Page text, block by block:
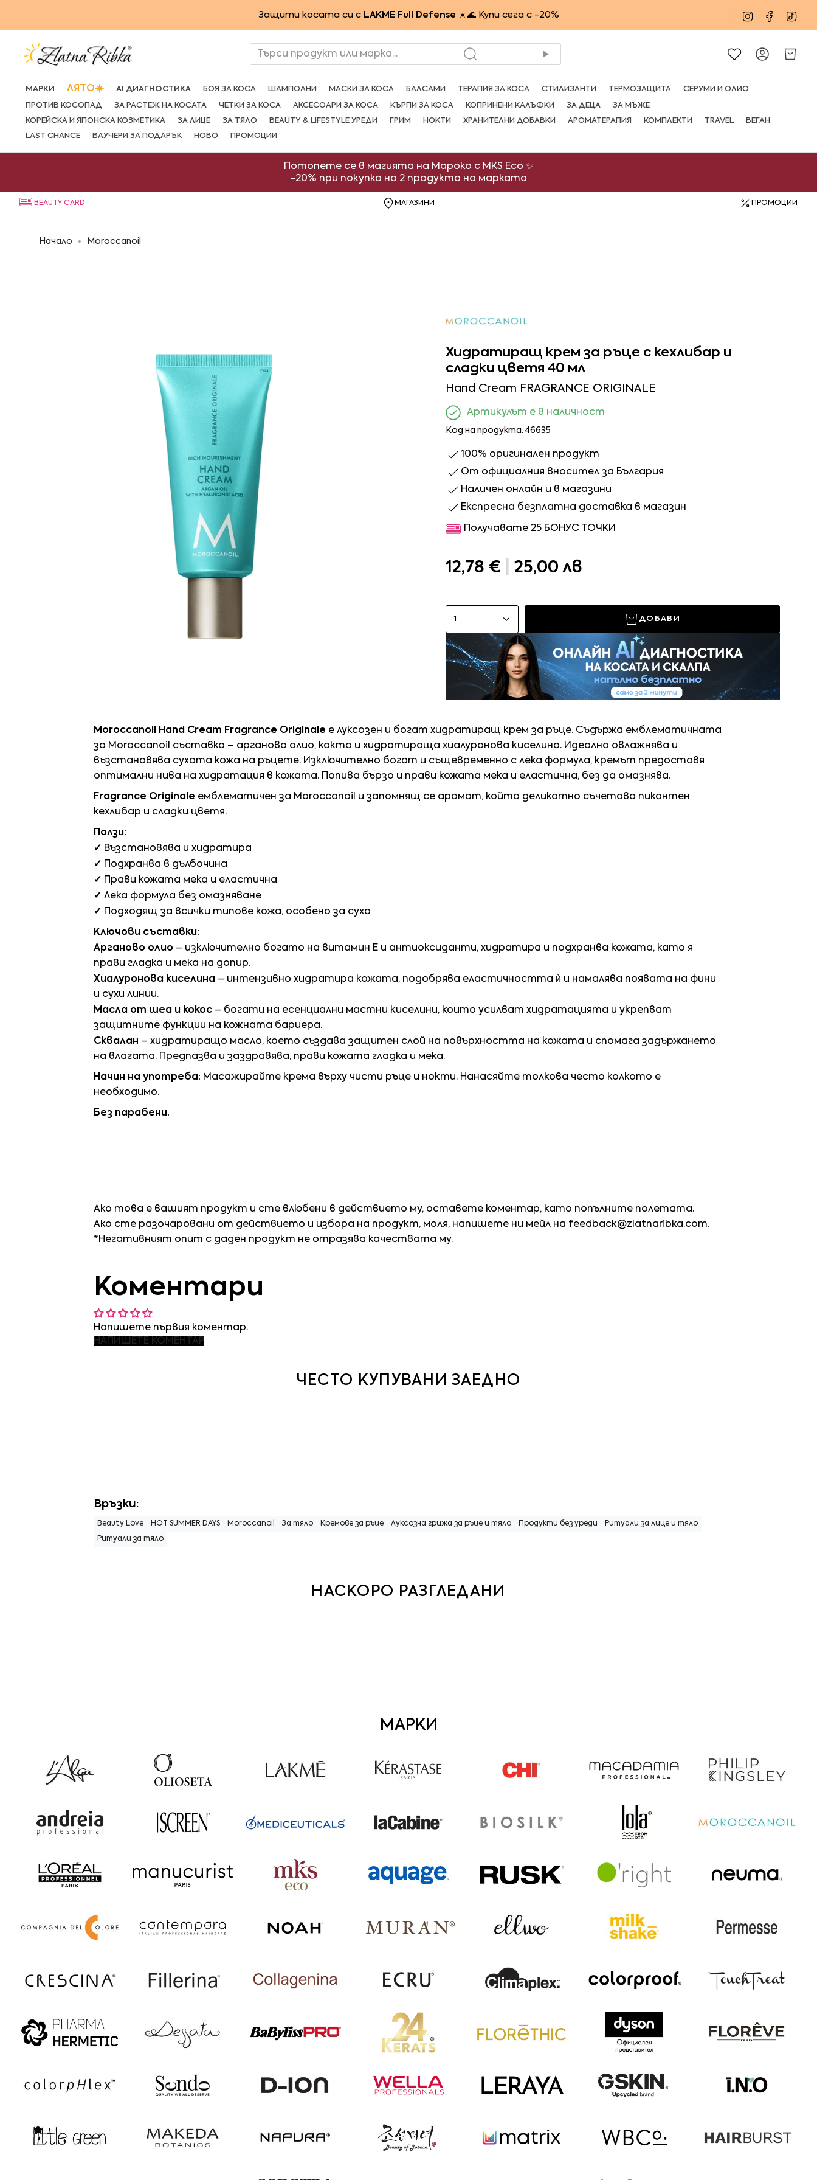
Потопете се в магията на Мароко с MKS Eco ✨
-20% при покупка на 2 продукта на марката
Защити косата си с LAKME Full Defense ☀️🌊 Купи сега с -20% Instagram
Търси продукт или марка... Сметка
МАРКИ ЛЯТО☀️ AI ДИАГНОСТИКА БОЯ ЗА КОСА ШАМПОАНИ МАСКИ ЗА КОСА БАЛСАМИ ТЕРАПИЯ ЗА КОСА СТИЛИЗАНТИ ТЕРМОЗАЩИТА СЕРУМИ И ОЛИО
ПРОТИВ КОСОПАД ЗА РАСТЕЖ НА КОСАТА ЧЕТКИ ЗА КОСА АКСЕСОАРИ ЗА КОСА КЪРПИ ЗА КОСА КОПРИНЕНИ КАЛЪФКИ ЗА ДЕЦА
ЗА МЪЖЕ
КОРЕЙСКА И ЯПОНСКА КОЗМЕТИКА
ЗА ЛИЦЕ ЗА ТЯЛО BEAUTY & LIFESTYLE УРЕДИ ГРИМ НОКТИ ХРАНИТЕЛНИ ДОБАВКИ АРОМАТЕРАПИЯ КОМПЛЕКТИ TRAVEL
ВЕГАН
LAST CHANCE
ВАУЧЕРИ ЗА ПОДАРЪК НОВО ПРОМОЦИИ
BEAUTY CARD МАГАЗИНИ ПРОМОЦИИ
Начало Moroccanoil
Хидратиращ крем за ръце с кехлибар и
сладки цветя 40 мл
Hand Cream FRAGRANCE ORIGINALE
Артикулът е в наличност
Код на продукта: 46635
100% оригинален продукт
От официалния вносител за България
Наличен онлайн и в магазини
Експресна безплатна доставка в магазин
Получавате 25 БОНУС ТОЧКИ
12,78 € 25,00 лв
1 ДОБАВИ
Moroccanoil Hand Cream Fragrance Originale е луксозен и богат хидратиращ крем за ръце. Съдържа емблематичната
за Moroccanoil съставка – арганово олио, както и хидратираща хиалуронова киселина. Идеално овлажнява и
възстановява сухата кожа на ръцете. Изключително богат и същевременно с лека формулa, кремът предоставя
оптимални нива на хидратация в кожата. Попива бързо и прави кожата мека и еластична, без да омазнява.
Fragrance Originale емблематичен за Moroccanoil и запомнящ се аромат, който деликатно съчетава пикантен
кехлибар и сладки цветя.
Ползи:
✓ Възстановява и хидратира
✓ Подхранва в дълбочина
✓ Прави кожата мека и еластична
✓ Лека формула без омазняване
✓ Подходящ за всички типове кожа, особено за суха
Ключови съставки:
Арганово олио – изключително богато на витамин Е и антиоксиданти, хидратира и подхранва кожата, като я
прави гладка и мека на допир.
Хиалуронова киселина – интензивно хидратира кожата, подобрява еластичността ѝ и намалява появата на фини
и сухи линии.
Масла от шеа и кокос – богати на есенциални мастни киселини, които усилват хидратацията и укрепват
защитните функции на кожната бариера.
Сквалан – хидратиращо масло, което създава защитен слой на повърхността на кожата и спомага задържането
на влагата. Предпазва и заздравява, прави кожата гладка и мека.
Начин на употреба: Масажирайте крема върху чисти ръце и нокти. Нанасяйте толкова често колкото е
необходимо.
Без парабени.
Ако това е вашият продукт и сте влюбени в действието му, оставете коментар, като попълните полетата.
Ако сте разочаровани от действието и избора на продукт, моля, напишете ни мейл на feedback@zlatnaribka.com.
*Негативният опит с даден продукт не отразява качествата му.
Коментари
Напишете първия коментар.
НАПИШЕТЕ КОМЕНТАР
ЧЕСТО КУПУВАНИ ЗАЕДНО
Връзки:
Beauty Love HOT SUMMER DAYS Moroccanoil За тяло Кремове за ръце Луксозна грижа за ръце и тяло Продукти без уреди Ритуали за лице и тяло
Ритуали за тяло
НАСКОРО РАЗГЛЕДАНИ
МАРКИ